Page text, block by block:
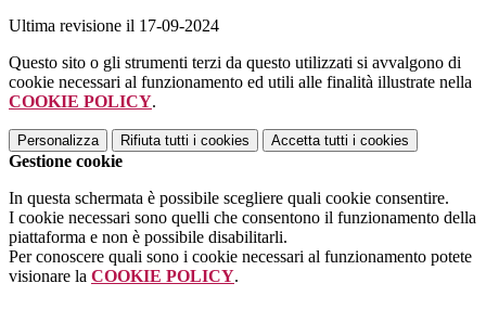
Ultima revisione il 17-09-2024
Questo sito o gli strumenti terzi da questo utilizzati si avvalgono di
cookie necessari al funzionamento ed utili alle finalità illustrate nella
COOKIE POLICY.
Personalizza Rifiuta tutti i cookies Accetta tutti i cookies
Gestione cookie
In questa schermata è possibile scegliere quali cookie consentire.
I cookie necessari sono quelli che consentono il funzionamento della
piattaforma e non è possibile disabilitarli.
Per conoscere quali sono i cookie necessari al funzionamento potete
visionare la COOKIE POLICY.